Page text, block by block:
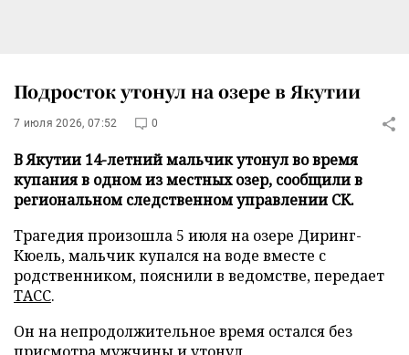
Подросток утонул на озере в Якутии
7 июля 2026, 07:52 0
В Якутии 14-летний мальчик утонул во время
купания в одном из местных озер, сообщили в
региональном следственном управлении СК.
Трагедия произошла 5 июля на озере Диринг-
Кюель, мальчик купался на воде вместе с
родственником, пояснили в ведомстве, передает
ТАСС.
Он на непродолжительное время остался без